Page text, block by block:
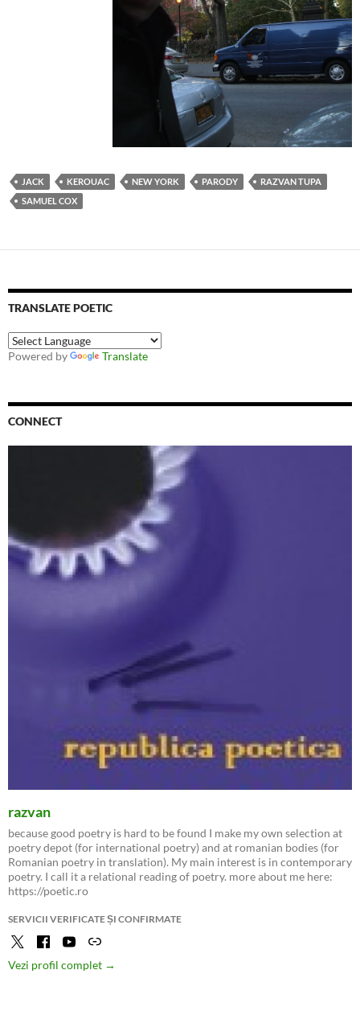
JACK KEROUAC NEW YORK PARODY
RAZVAN TUPA
SAMUEL COX
TRANSLATE POETIC
Powered by Translate
CONNECT
razvan
because good poetry is hard to be found I make my own selection at
poetry depot (for international poetry) and at romanian bodies (for
Romanian poetry in translation). My main interest is in contemporary
poetry. I call it a relational reading of poetry. more about me here:
https://poetic.ro
SERVICII VERIFICATE ȘI CONFIRMATE
Vezi profil complet →